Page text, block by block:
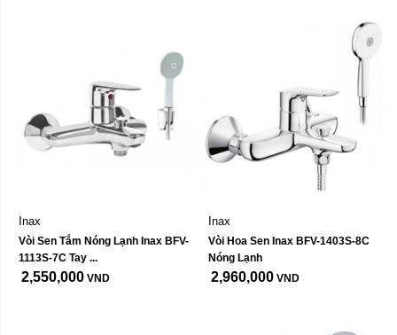
Inax
Vòi Sen Tắm Nóng Lạnh Inax BFV-
1113S-7C Tay ...
2,550,000 VND
Inax
Vòi Hoa Sen Inax BFV-1403S-8C
Nóng Lạnh
2,960,000 VND